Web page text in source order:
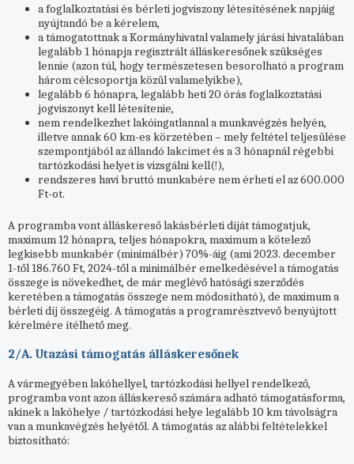
a foglalkoztatási és bérleti jogviszony létesítésének napjáig
nyújtandó be a kérelem,
a támogatottnak a Kormányhivatal valamely járási hivatalában
legalább 1 hónapja regisztrált álláskeresőnek szükséges
lennie (azon túl, hogy természetesen besorolható a program
három célcsoportja közül valamelyikbe),
legalább 6 hónapra, legalább heti 20 órás foglalkoztatási
jogviszonyt kell létesítenie,
nem rendelkezhet lakóingatlannal a munkavégzés helyén,
illetve annak 60 km-es körzetében – mely feltétel teljesülése
szempontjából az állandó lakcímet és a 3 hónapnál régebbi
tartózkodási helyet is vizsgálni kell(!),
rendszeres havi bruttó munkabére nem érheti el az 600.000
Ft-ot.
A programba vont álláskereső lakásbérleti díját támogatjuk,
maximum 12 hónapra, teljes hónapokra, maximum a kötelező
legkisebb munkabér (minimálbér) 70%-áig (ami 2023. december
1-től 186.760 Ft, 2024-től a minimálbér emelkedésével a támogatás
összege is növekedhet, de már meglévő hatósági szerződés
keretében a támogatás összege nem módosítható), de maximum a
bérleti díj összegéig. A támogatás a programrésztvevő benyújtott
kérelmére ítélhető meg.
2/A. Utazási támogatás álláskeresőnek
A vármegyében lakóhellyel, tartózkodási hellyel rendelkező,
programba vont azon álláskereső számára adható támogatásforma,
akinek a lakóhelye / tartózkodási helye legalább 10 km távolságra
van a munkavégzés helyétől. A támogatás az alábbi feltételekkel
biztosítható: